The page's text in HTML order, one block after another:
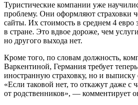
Туристические компании уже
проблему. Они оформляют страховки
сайты. Их стоимость в среднем 4 евро
в стране. Это вдвое дороже, чем
но другого выхода нет.
Кроме того, по словам должность,
Варкентиной, Германия требует
иностранную страховку, но и выписку
«Если таковой нет, то откажут даже с
от родственников», — комментирует